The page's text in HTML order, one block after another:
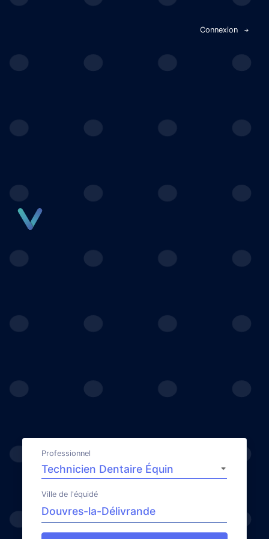
Connexion
Professionnel
Ville de l'équidé